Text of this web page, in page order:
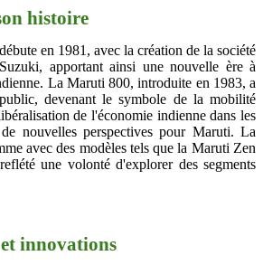
histoire
en 1981, avec la création de la société
apportant ainsi une nouvelle ère à
La Maruti 800, introduite en 1983, a
devenant le symbole de la mobilité
de l'économie indienne dans les
nouvelles perspectives pour Maruti. La
avec des modèles tels que la Maruti Zen
une volonté d'explorer des segments
et innovations